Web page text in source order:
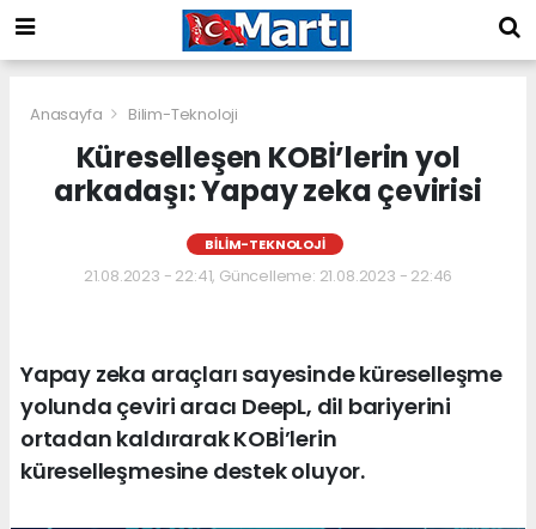
Anasayfa Bilim-Teknoloji
Küreselleşen KOBİ’lerin yol
arkadaşı: Yapay zeka çevirisi
BILIM-TEKNOLOJI
21.08.2023 - 22:41, Güncelleme: 21.08.2023 - 22:46
Yapay zeka araçları sayesinde küreselleşme
yolunda çeviri aracı DeepL, dil bariyerini
ortadan kaldırarak KOBİ’lerin
küreselleşmesine destek oluyor.